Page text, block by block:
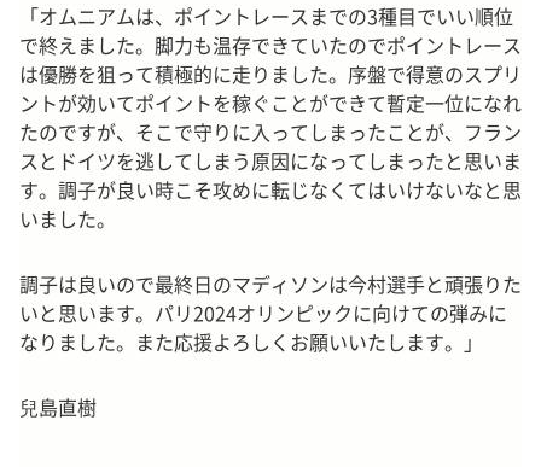
「オムニアムは、ポイントレースまでの3種目でいい順位
で終えました。脚力も温存できていたのでポイントレース
は優勝を狙って積極的に走りました。序盤で得意のスプリ
ントが効いてポイントを稼ぐことができて暫定一位になれ
たのですが、そこで守りに入ってしまったことが、フラン
スとドイツを逃してしまう原因になってしまったと思いま
す。調子が良い時こそ攻めに転じなくてはいけないなと思
いました。
調子は良いので最終日のマディソンは今村選手と頑張りた
いと思います。パリ2024オリンピックに向けての弾みに
なりました。また応援よろしくお願いいたします。」
兒島直樹